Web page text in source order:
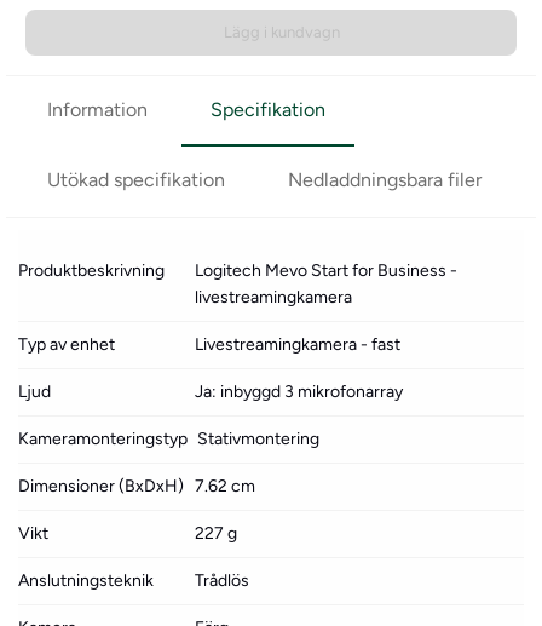
Lägg i kundvagn
Information Specifikation
Utökad specifikation Nedladdningsbara filer
Produktbeskrivning
Logitech Mevo Start for Business -
livestreamingkamera
Typ av enhet Livestreamingkamera - fast
Ljud Ja: inbyggd 3 mikrofonarray
Kameramonteringstyp Stativmontering
Dimensioner (BxDxH) 7.62 cm
Vikt 227 g
Anslutningsteknik Trådlös